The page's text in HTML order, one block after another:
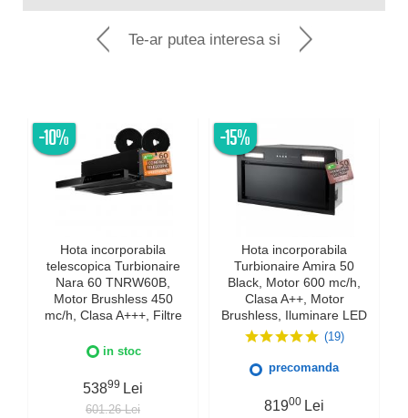
Te-ar putea interesa si
-10%
Hota incorporabila
telescopica Turbionaire
Nara 60 TNRW60B,
Motor Brushless 450
mc/h, Clasa A+++, Filtre
Control, Iluminare LED, 3
Negru
in stoc
53899 Lei
601.26 Lei
-15%
Hota incorporabila
Turbionaire Amira 50
Black, Motor 600 mc/h,
Clasa A++, Motor
Brushless, Iluminare LED
4000K, Aspiratie
perimetrala, 3 viteze +
Boost, Control electronic,
Filtru Inox si Aluminiu in 5
straturi, Silentioasa
(19)
precomanda
81900 Lei